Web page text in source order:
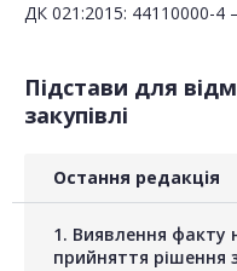
ДК 021:2015: 44110000-4
Підстави для
закупівлі
Остання редакція
1. Виявлення факту
прийняття рішення